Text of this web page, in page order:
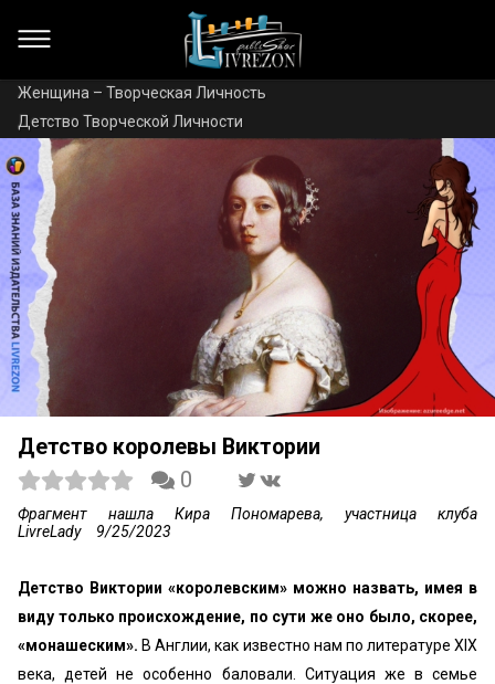
Женщина – Творческая Личность
Детство Творческой Личности
Детство королевы Виктории
0
Фрагмент нашла Кира Пономарева, участница клуба
LivreLady
9/25/2023
Детство Виктории «королевским» можно назвать, имея в
виду только происхождение, по сути же оно было, скорее,
«монашеским». В Англии, как известно нам по литературе XIX
века, детей не особенно баловали. Ситуация же в семье